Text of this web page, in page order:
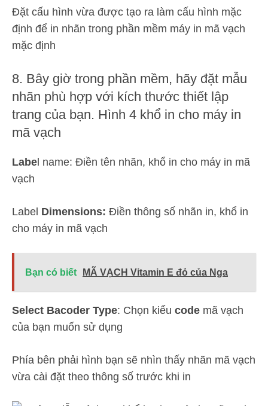
Đặt cấu hình vừa được tạo ra làm cấu hình mặc
định để in nhãn trong phần mềm máy in mã vạch
mặc định
8. Bây giờ trong phần mềm, hãy đặt mẫu
nhãn phù hợp với kích thước thiết lập
trang của bạn. Hình 4 khổ in cho máy in
mã vạch
Label name: Điền tên nhãn, khổ in cho máy in mã
vạch
Label Dimensions: Điền thông số nhãn in, khổ in
cho máy in mã vạch
Bạn có biết MÃ VẠCH Vitamin E đỏ của Nga
Select Bacoder Type: Chọn kiểu code mã vạch
của bạn muốn sử dụng
Phía bên phải hình bạn sẽ nhìn thấy nhãn mã vạch
vừa cài đặt theo thông số trước khi in